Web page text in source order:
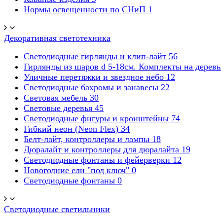
Нормы освещенности по СНиП 1
Декоративная светотехника
Светодиодные гирлянды и клип-лайт 56
Гирлянды из шаров d 5-18cм. Комплекты на
Уличные перетяжки и звездное небо 12
Светодиодные бахромы и занавесы 22
Световая мебель 30
Световые деревья 45
Светодиодные фигуры и кронштейны 74
Гибкий неон (Neon Flex) 34
Белт-лайт, контроллеры и лампы 18
Дюралайт и контроллеры для дюралайта 19
Светодиодные фонтаны и фейерверки 12
Новогодние ели "под ключ" 0
Светодиодные фонтаны 0
Светодиодные светильники